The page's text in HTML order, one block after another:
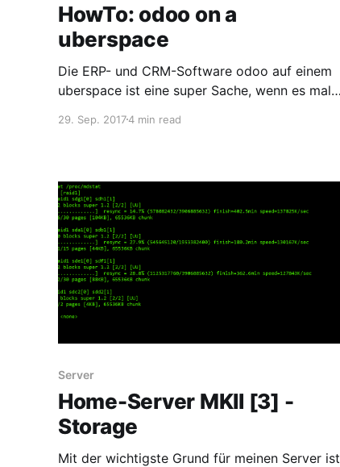
HowTo: odoo on a
uberspace
Die ERP- und CRM-Software odoo auf einem
uberspace ist eine super Sache, wenn es mal
einige Stolpersteine.
29. Sep. 20174 min read
Server
Home-Server MKII [3] -
Storage
Mit der wichtigste Grund für meinen Server ist